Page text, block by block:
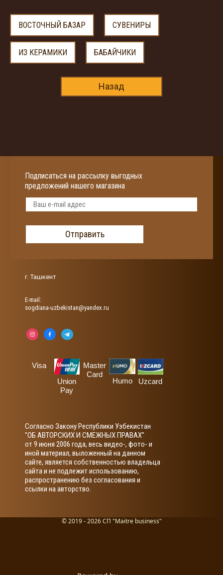
ВОСТОЧНЫЙ БАЗАР СУВЕНИРЫ
ИЗ КЕРАМИКИ БАБАЙЧИКИ
Назад
г. Ташкент
Е-mail:
sogdiana-uzbekistan@yandex.ru
Visa
Union
Pay
Master
Card
Humo Uzcard
Согласно Закону Республики Узбекистан
"ОБ АВТОРСКИХ И СМЕЖНЫХ ПРАВАХ"
от 9 июня 2006 года, весь видео-, фото- и
иной материал, выложенный на данном
сайте, является собственностью владельца
сайта и не подлежит использованию,
распространению без согласования и
ссылки на авторство.
Подписаться на рассылку выгодных
предложений нашего магазина
Отправить
© 2019 - 2026 СП "Maitre business"